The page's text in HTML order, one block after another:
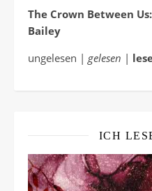
The Crown Between
Bailey
ungelesen | gelesen |
ICH